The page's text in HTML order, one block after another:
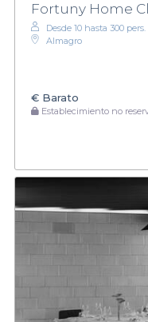
Fortuny Home
Desde 10 hasta 300 pers.
Almagro
€ Barato
Establecimiento no